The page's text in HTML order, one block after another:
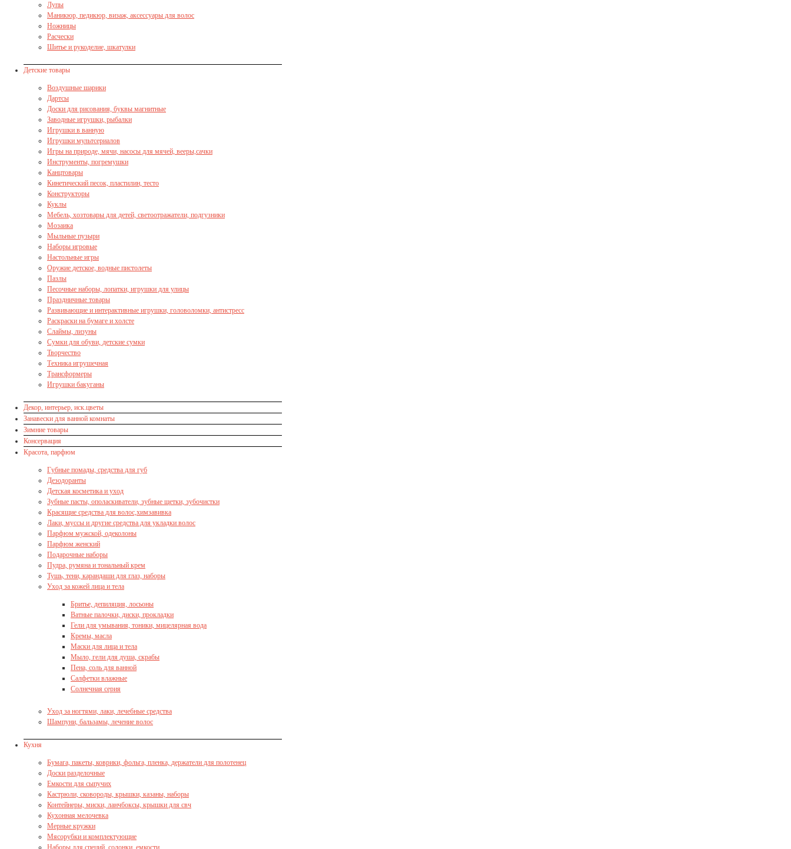
Лупы
Маникюр, педикюр, визаж, аксессуары для волос
Ножницы
Расчески
Шитье и рукоделие, шкатулки
Детские товары
Воздушные шарики
Дартсы
Доски для рисования, буквы магнитные
Заводные игрушки, рыбалки
Игрушки в ванную
Игрушки мультсериалов
Игры на природе, мячи, насосы для мячей, вееры,сачки
Инструменты, погремушки
Канцтовары
Кинетический песок, пластилин, тесто
Конструкторы
Куклы
Мебель, хозтовары для детей, светоотражатели, подгузники
Мозаика
Мыльные пузыри
Наборы игровые
Настольные игры
Оружие детское, водные пистолеты
Пазлы
Песочные наборы, лопатки, игрушки для улицы
Праздничные товары
Развивающие и интерактивные игрушки, головоломки, антистресс
Раскраски на бумаге и холсте
Слаймы, лизуны
Сумки для обуви, детские сумки
Творчество
Техника игрушечная
Трансформеры
Игрушки бакуганы
Декор, интерьер, иск.цветы
Занавески для ванной комнаты
Зимние товары
Консервация
Красота, парфюм
Губные помады, средства для губ
Дезодоранты
Детская косметика и уход
Зубные пасты, ополаскиватели, зубные щетки, зубочистки
Красящие средства для волос,химзавивка
Лаки, муссы и другие средства для укладки волос
Парфюм мужской, одеколоны
Парфюм женский
Подарочные наборы
Пудра, румяна и тональный крем
Тушь, тени, карандаши для глаз, наборы
Уход за кожей лица и тела
Бритье, депиляция, лосьоны
Ватные палочки, диски, прокладки
Гели для умывания, тоники, мицелярная вода
Кремы, масла
Маски для лица и тела
Мыло, гели для душа, скрабы
Пена, соль для ванной
Салфетки влажные
Солнечная серия
Уход за ногтями, лаки, лечебные средства
Шампуни, бальзамы, лечение волос
Кухня
Бумага, пакеты, коврики, фольга, пленка, держатели для полотенец
Доски разделочные
Емкости для сыпучих
Кастрюли, сковороды, крышки, казаны, наборы
Контейнеры, миски, ланчбоксы, крышки для свч
Кухонная мелочевка
Мерные кружки
Мясорубки и комплектующие
Наборы для специй, солонки, емкости